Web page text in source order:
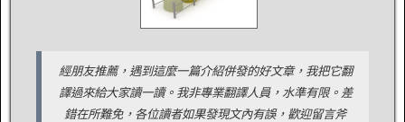
經朋友推薦，遇到這麼一篇介紹併發的好文章，我把它翻
譯過來給大家讀一讀。我非專業翻譯人員，水準有限。差
錯在所難免，各位讀者如果發現文內有誤，歡迎留言斧